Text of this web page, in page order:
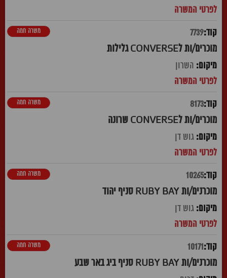
7739
מוכרים/ות לCONVERSE גלילות
משרה חמה
השרון
8173
מוכרים/ות לCONVERSE שרונה
משרה חמה
גוש דן
10265
מוכרנים/ות RUBY BAY סניף יהוד
משרה חמה
גוש דן
10171
מוכרנים/ות RUBY BAY סניף ביג באר שבע
משרה חמה